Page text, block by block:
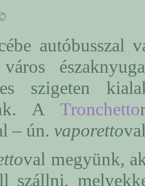
autóbusszal
szigeten
ATronchetto
– ún. vaporetto
val megyünk,
szállni,